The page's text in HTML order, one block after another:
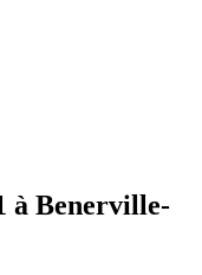
à Benerville-